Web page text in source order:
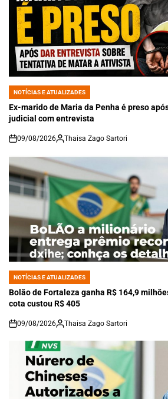
POSTED
IN
NOTÍCIAS E ATUALIZADES
Ex-marido de Maria da Penha é preso
judicial com entrevista
on
09/08/2026 Thaisa Zago Sartori
POSTED
IN
NOTÍCIAS E ATUALIZADES
Bolão de Fortaleza ganha R$ 164,9
cota custou R$ 405
on
09/08/2026 Thaisa Zago Sartori